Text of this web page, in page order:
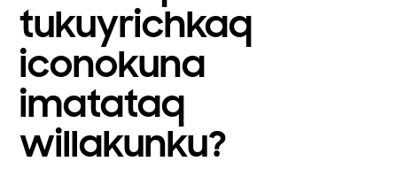
tukuyrichkaq
iconokuna
imatataq
willakunku?